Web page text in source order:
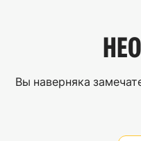
Вы наверняка